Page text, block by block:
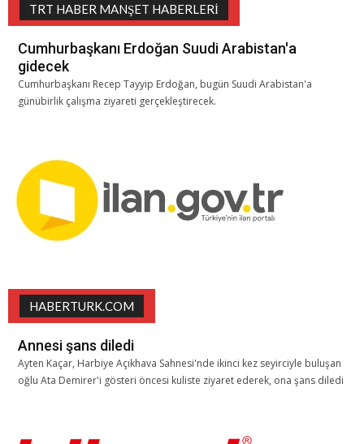
TRT HABER MANŞET HABERLERI
Cumhurbaşkanı Erdoğan Suudi Arabistan'a
gidecek
Cumhurbaşkanı Recep Tayyip Erdoğan, bugün Suudi Arabistan'a
günübirlik çalışma ziyareti gerçekleştirecek.
HABERTURK.COM
Annesi şans diledi
Ayten Kaçar, Harbiye Açıkhava Sahnesi'nde ikinci kez seyirciyle buluşan
oğlu Ata Demirer'i gösteri öncesi kuliste ziyaret ederek, ona şans diledi